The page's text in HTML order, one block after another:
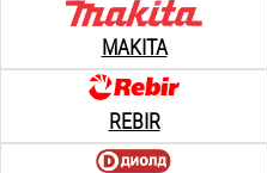
MAKITA
REBIR